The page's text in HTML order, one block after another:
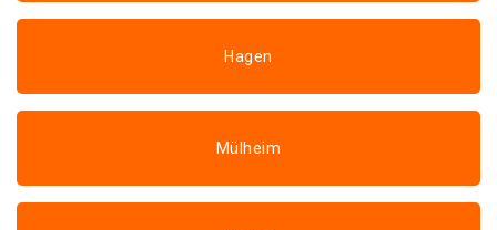
Hagen
Mülheim